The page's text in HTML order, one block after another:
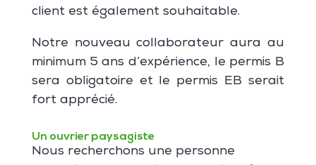
client est également souhaitable.
Notre nouveau collaborateur aura au
minimum 5 ans d’expérience, le permis B
sera obligatoire et le permis EB serait
fort apprécié.
Un ouvrier paysagiste
Nous recherchons une personne